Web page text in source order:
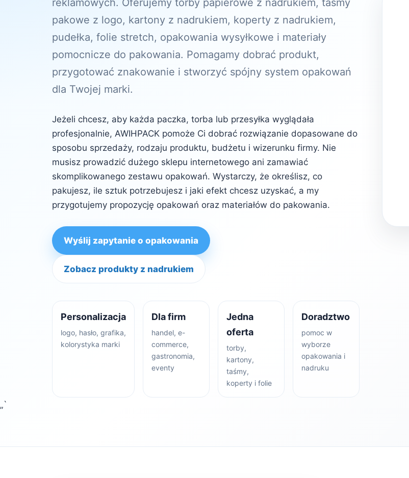
reklamowych. Oferujemy torby papierowe z nadrukiem, taśmy
pakowe z logo, kartony z nadrukiem, koperty z nadrukiem,
pudełka, folie stretch, opakowania wysyłkowe i materiały
pomocnicze do pakowania. Pomagamy dobrać produkt,
przygotować znakowanie i stworzyć spójny system opakowań
dla Twojej marki.
Jeżeli chcesz, aby każda paczka, torba lub przesyłka wyglądała
profesjonalnie, AWIHPACK pomoże Ci dobrać rozwiązanie dopasowane do
sposobu sprzedaży, rodzaju produktu, budżetu i wizerunku firmy. Nie
musisz prowadzić dużego sklepu internetowego ani zamawiać
skomplikowanego zestawu opakowań. Wystarczy, że określisz, co
pakujesz, ile sztuk potrzebujesz i jaki efekt chcesz uzyskać, a my
przygotujemy propozycję opakowań oraz materiałów do pakowania.
Wyślij zapytanie o opakowania
Zobacz produkty z nadrukiem
Personalizacja
logo, hasło, grafika,
kolorystyka marki
Dla firm
handel, e-
commerce,
gastronomia,
eventy
Jedna
oferta
torby,
kartony,
taśmy,
koperty i folie
Doradztwo
pomoc w
wyborze
opakowania i
nadruku
„`